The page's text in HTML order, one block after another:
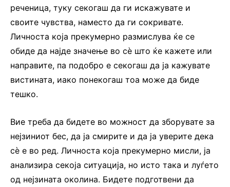
реченица, туку секогаш да ги искажувате и
своите чувства, наместо да ги сокривате.
Личноста која прекумерно размислува ќе се
обиде да најде значење во сѐ што ќе кажете или
направите, па подобро е секогаш да ја кажувате
вистината, иако понекогаш тоа може да биде
тешко.
Вие треба да бидете во можност да зборувате за
нејзиниот бес, да ја смирите и да ја уверите дека
сѐ е во ред. Личноста која прекумерно мисли, ја
анализира секоја ситуација, но исто така и луѓето
од нејзината околина. Бидете подготвени да